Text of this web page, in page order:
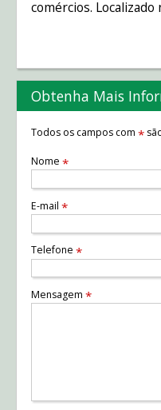
comércios. Localizado
Obtenha Mais
Todos os campos com *
Nome *
E-mail *
Telefone *
Mensagem *